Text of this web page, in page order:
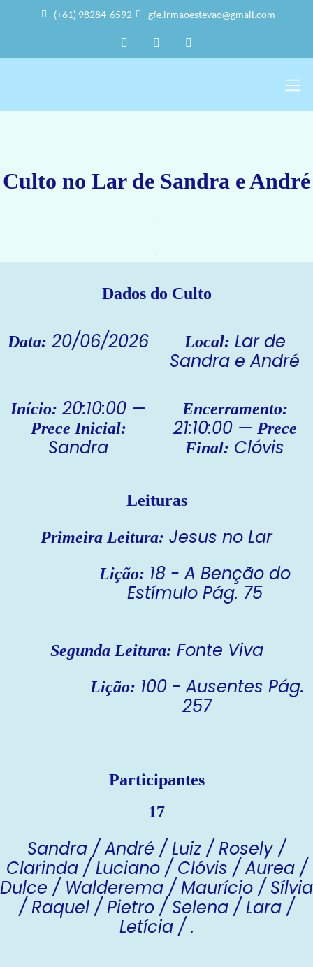
(+61) 98284-6592 gfe.irmaoestevao@gmail.com
Culto no Lar de Sandra e André
Dados do Culto
Data: 20/06/2026 Local: Lar de
Sandra e André
Início: 20:10:00 —
Prece Inicial:
Sandra
Encerramento:
21:10:00 — Prece
Final: Clóvis
Leituras
Primeira Leitura: Jesus no Lar
Lição: 18 - A Benção do
Estímulo Pág. 75
Segunda Leitura: Fonte Viva
Lição: 100 - Ausentes Pág.
257
Participantes
17
Sandra / André / Luiz / Rosely /
Clarinda / Luciano / Clóvis / Aurea /
Dulce / Walderema / Maurício / Sílvia
/ Raquel / Pietro / Selena / Lara /
Letícia / .